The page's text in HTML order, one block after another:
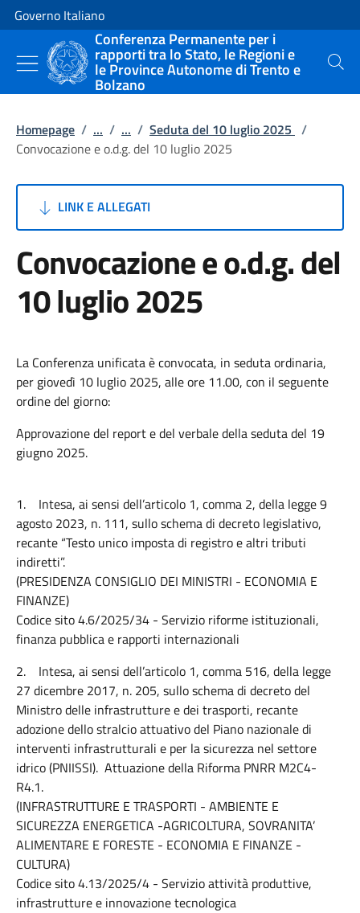
Vai al contenuto
Vai alla navigazione del sito
Governo Italiano
Conferenza Permanente per i
rapporti tra lo Stato, le Regioni e
le Province Autonome di Trento e
Bolzano
Cerca
Homepage / ... / ... / Seduta del 10 luglio 2025 /
Convocazione e o.d.g. del 10 luglio 2025
LINK E ALLEGATI
Convocazione e o.d.g. del
10 luglio 2025
La Conferenza unificata è convocata, in seduta ordinaria,
per giovedì 10 luglio 2025, alle ore 11.00, con il seguente
ordine del giorno:
Approvazione del report e del verbale della seduta del 19
giugno 2025.
1. Intesa, ai sensi dell’articolo 1, comma 2, della legge 9
agosto 2023, n. 111, sullo schema di decreto legislativo,
recante “Testo unico imposta di registro e altri tributi
indiretti”.
(PRESIDENZA CONSIGLIO DEI MINISTRI - ECONOMIA E
FINANZE)
Codice sito 4.6/2025/34 - Servizio riforme istituzionali,
finanza pubblica e rapporti internazionali
2. Intesa, ai sensi dell’articolo 1, comma 516, della legge
27 dicembre 2017, n. 205, sullo schema di decreto del
Ministro delle infrastrutture e dei trasporti, recante
adozione dello stralcio attuativo del Piano nazionale di
interventi infrastrutturali e per la sicurezza nel settore
idrico (PNIISSI). Attuazione della Riforma PNRR M2C4-
R4.1.
(INFRASTRUTTURE E TRASPORTI - AMBIENTE E
SICUREZZA ENERGETICA -AGRICOLTURA, SOVRANITA’
ALIMENTARE E FORESTE - ECONOMIA E FINANZE -
CULTURA)
Codice sito 4.13/2025/4 - Servizio attività produttive,
infrastrutture e innovazione tecnologica